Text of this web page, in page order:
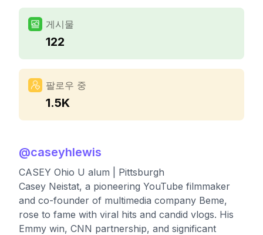
게시물
122
팔로우 중
1.5K
@caseyhlewis
CASEY Ohio U alum | Pittsburgh
Casey Neistat, a pioneering YouTube filmmaker
and co-founder of multimedia company Beme,
rose to fame with viral hits and candid vlogs. His
Emmy win, CNN partnership, and significant